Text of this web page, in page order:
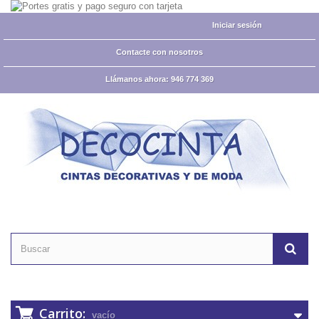
Iniciar sesión
Contacte con nosotros
Llámanos ahora: 946 774 369
Carrito: vacío